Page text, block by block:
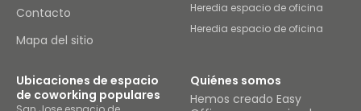
Contacto
Mapa del sitio
Heredia espacio de oficina
Heredia espacio de oficina
Ubicaciones de espacio
de coworking populares
Quiénes somos
Hemos creado Easy